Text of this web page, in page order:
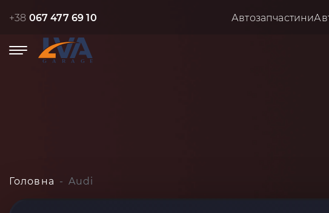
+38 067 477 69 10 Автозапчастини
Головна Audi